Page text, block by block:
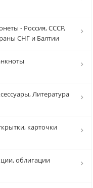
- Россия, СССР,
СНГ и Балтии
Литература
карточки
облигации